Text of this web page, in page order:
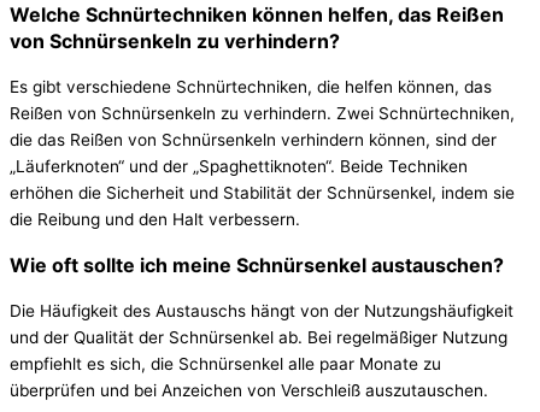
Welche Schnürtechniken können helfen, das Reißen
von Schnürsenkeln zu verhindern?
Es gibt verschiedene Schnürtechniken, die helfen können, das
Reißen von Schnürsenkeln zu verhindern. Zwei Schnürtechniken,
die das Reißen von Schnürsenkeln verhindern können, sind der
„Läuferknoten“ und der „Spaghettiknoten“. Beide Techniken
erhöhen die Sicherheit und Stabilität der Schnürsenkel, indem sie
die Reibung und den Halt verbessern.
Wie oft sollte ich meine Schnürsenkel austauschen?
Die Häufigkeit des Austauschs hängt von der Nutzungshäufigkeit
und der Qualität der Schnürsenkel ab. Bei regelmäßiger Nutzung
empfiehlt es sich, die Schnürsenkel alle paar Monate zu
überprüfen und bei Anzeichen von Verschleiß auszutauschen.